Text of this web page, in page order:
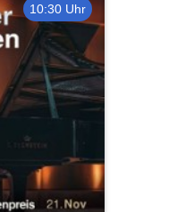
10:30 Uhr